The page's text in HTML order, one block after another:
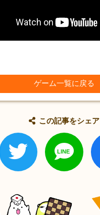
ゲーム一覧に戻る
この記事をシェア